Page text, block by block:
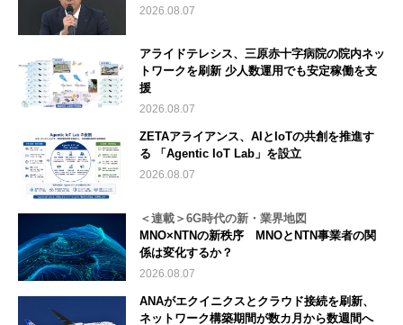
2026.08.07
アライドテレシス、三原赤十字病院の院内ネッ
トワークを刷新 少人数運用でも安定稼働を支
援
2026.08.07
ZETAアライアンス、AIとIoTの共創を推進す
る 「Agentic IoT Lab」を設立
2026.08.07
＜連載＞6G時代の新・業界地図
MNO×NTNの新秩序 MNOとNTN事業者の関
係は変化するか？
2026.08.07
ANAがエクイニクスとクラウド接続を刷新、
ネットワーク構築期間が数カ月から数週間へ